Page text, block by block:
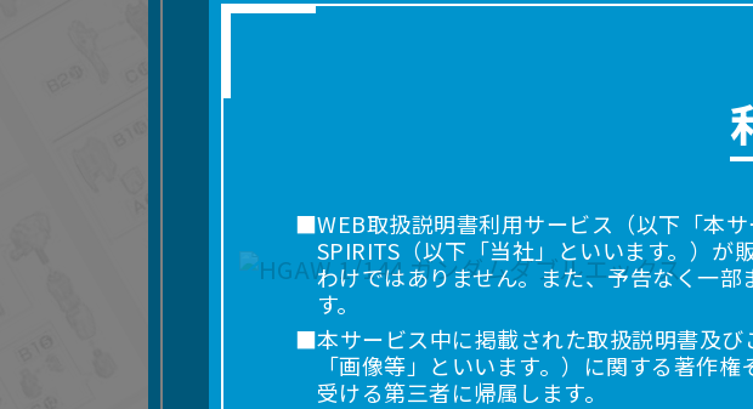
■WEB取扱説明書利用サービス（以下「本
SPIRITS（以下「当社」といいます。）が
わけではありません。また、予告なく一
す。
■本サービス中に掲載された取扱説明書及
「画像等」といいます。）に関する著作
受ける第三者に帰属します。